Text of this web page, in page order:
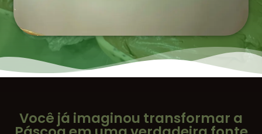
Você já imaginou transformar a